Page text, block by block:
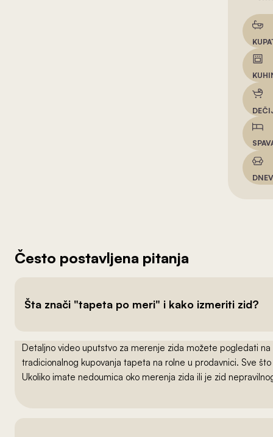
Često postavljena pitanja
Šta znači "tapeta po meri" i kako izmeriti zid?
Detaljno video uputstvo za merenje zida možete pogledati na
tradicionalnog kupovanja tapeta na rolne u prodavnici. Sve
Ukoliko imate nedoumica oko merenja zida ili je zid